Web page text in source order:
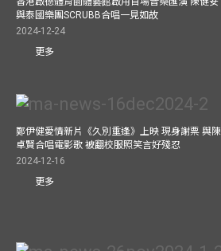
與泰國樂團SCRUBB合唱一見如故
2024-12-24
更多
鄭伊健愛情新片《久別重逢》上映 現身謝票 與陳
卓賢合唱電影歌 被翻校服照笑言好殘忍
2024-12-16
更多